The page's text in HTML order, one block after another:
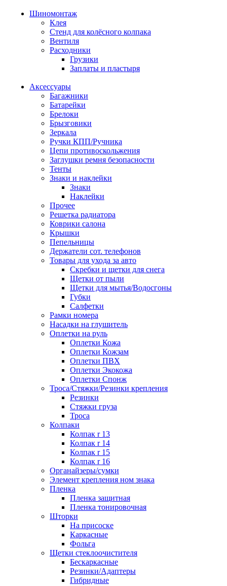
Шиномонтаж
Клея
Стенд для колёсного колпака
Вентиля
Расходники
Грузики
Заплаты и пластыря
Аксессуары
Багажники
Батарейки
Брелоки
Брызговики
Зеркала
Ручки КПП/Ручника
Цепи противоскольжения
Заглушки ремня безопасности
Тенты
Знаки и наклейки
Знаки
Наклейки
Прочее
Решетка радиатора
Коврики салона
Крышки
Пепельницы
Держатели сот. телефонов
Товары для ухода за авто
Скребки и щетки для снега
Щетки от пыли
Щетки для мытья/Водосгоны
Губки
Салфетки
Рамки номера
Насадки на глушитель
Оплетки на руль
Оплетки Кожа
Оплетки Кожзам
Оплетки ПВХ
Оплетки Экокожа
Оплетки Спонж
Троса/Стяжки/Резинки крепления
Резинки
Стяжки груза
Троса
Колпаки
Колпак r 13
Колпак r 14
Колпак r 15
Колпак r 16
Органайзеры/сумки
Элемент крепления ном знака
Пленка
Пленка защитная
Пленка тонировочная
Шторки
На присоске
Каркасные
Фольга
Щетки стеклоочистителя
Бескаркасные
Резинки/Адаптеры
Гибридные